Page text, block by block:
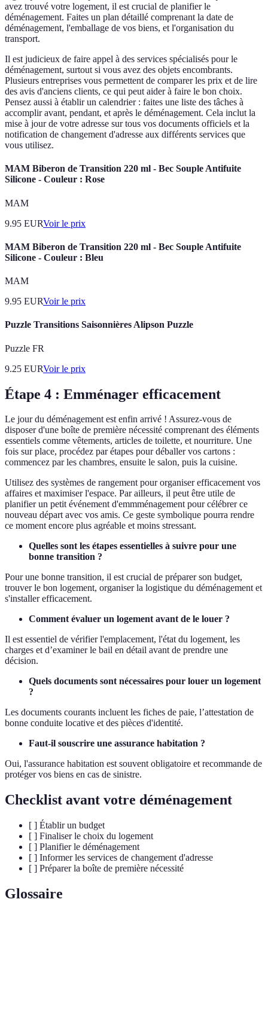
avez trouvé votre logement, il est crucial de planifier le
déménagement. Faites un plan détaillé comprenant la date de
déménagement, l'emballage de vos biens, et l'organisation du
transport.
Il est judicieux de faire appel à des services spécialisés pour le
déménagement, surtout si vous avez des objets encombrants.
Plusieurs entreprises vous permettent de comparer les prix et de lire
des avis d'anciens clients, ce qui peut aider à faire le bon choix.
Pensez aussi à établir un calendrier : faites une liste des tâches à
accomplir avant, pendant, et après le déménagement. Cela inclut la
mise à jour de votre adresse sur tous vos documents officiels et la
notification de changement d'adresse aux différents services que
vous utilisez.
MAM Biberon de Transition 220 ml - Bec Souple Antifuite
Silicone - Couleur : Rose
MAM
9.95 EURVoir le prix
MAM Biberon de Transition 220 ml - Bec Souple Antifuite
Silicone - Couleur : Bleu
MAM
9.95 EURVoir le prix
Puzzle Transitions Saisonnières Alipson Puzzle
Puzzle FR
9.25 EURVoir le prix
Étape 4 : Emménager efficacement
Le jour du déménagement est enfin arrivé ! Assurez-vous de
disposer d'une boîte de première nécessité comprenant des éléments
essentiels comme vêtements, articles de toilette, et nourriture. Une
fois sur place, procédez par étapes pour déballer vos cartons :
commencez par les chambres, ensuite le salon, puis la cuisine.
Utilisez des systèmes de rangement pour organiser efficacement vos
affaires et maximiser l'espace. Par ailleurs, il peut être utile de
planifier un petit événement d'emmménagement pour célébrer ce
nouveau départ avec vos amis. Ce geste symbolique pourra rendre
ce moment encore plus agréable et moins stressant.
Quelles sont les étapes essentielles à suivre pour une
bonne transition ?
Pour une bonne transition, il est crucial de préparer son budget,
trouver le bon logement, organiser la logistique du déménagement et
s'installer efficacement.
Comment évaluer un logement avant de le louer ?
Il est essentiel de vérifier l'emplacement, l'état du logement, les
charges et d’examiner le bail en détail avant de prendre une
décision.
Quels documents sont nécessaires pour louer un logement
?
Les documents courants incluent les fiches de paie, l’attestation de
bonne conduite locative et des pièces d'identité.
Faut-il souscrire une assurance habitation ?
Oui, l'assurance habitation est souvent obligatoire et recommande de
protéger vos biens en cas de sinistre.
Checklist avant votre déménagement
[ ] Établir un budget
[ ] Finaliser le choix du logement
[ ] Planifier le déménagement
[ ] Informer les services de changement d'adresse
[ ] Préparer la boîte de première nécessité
Glossaire